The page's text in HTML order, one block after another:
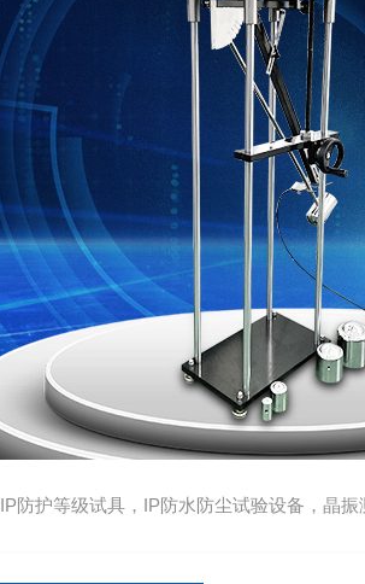
IP防护等级试具，IP防水防尘试验设备，晶振